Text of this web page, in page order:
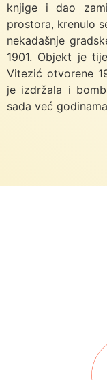
knjige i dao
prostora, krenulo
nekadašnje
1901. Objekt je
Vitezić otvorene
je izdržala i
sada već